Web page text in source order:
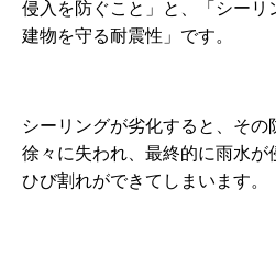
侵入を防ぐこと」と、「シーリ
建物を守る耐震性」です。
シーリングが劣化すると、その
徐々に失われ、最終的に雨水が
ひび割れができてしまいます。